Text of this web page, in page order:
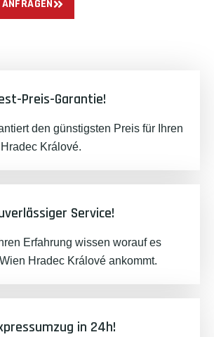
Preis-Garantie!
den günstigsten Preis für Ihren
Králové.
Service!
Erfahrung wissen worauf es
Hradec Králové ankommt.
in 24h!